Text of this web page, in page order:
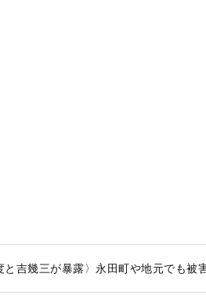
と吉幾三が暴露〉永田町や地元でも